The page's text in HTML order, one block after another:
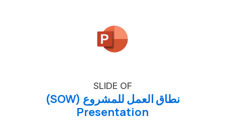
SLIDE OF
نطاق العمل للمشروع (SOW)
Presentation